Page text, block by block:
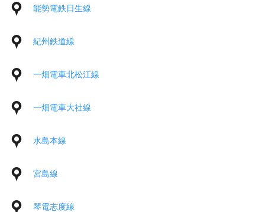
能勢電鉄日生線
紀州鉄道線
一畑電車北松江線
一畑電車大社線
水島本線
宮島線
琴電志度線